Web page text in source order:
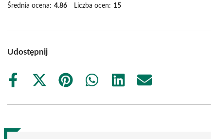
Średnia ocena: 4.86 Liczba ocen: 15
Udostępnij
Share
Share
(Twitter)
Share
Share
Share
Share